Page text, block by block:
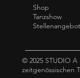
Shop
Tanzshow
© 2025 STUDIO A
zeitgenössischen